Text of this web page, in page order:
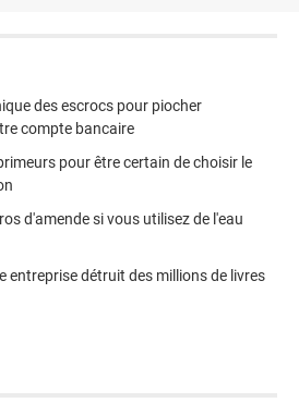
des escrocs pour piocher
compte bancaire
pour être certain de choisir le
d'amende si vous utilisez de l'eau
entreprise détruit des millions de livres